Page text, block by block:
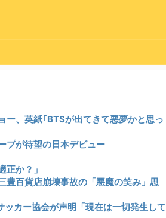
ー、英紙｢BTSが出てきて悪夢かと思っ
プが待望の日本デビュー
か？」
豊百貨店崩壊事故の「悪魔の笑み」思
ッカー協会が声明「現在は一切発生して